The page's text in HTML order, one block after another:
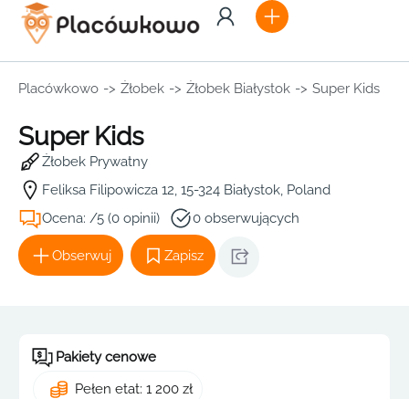
Placówkowo -> Żłobek -> Żłobek Białystok -> Super Kids
Super Kids
Żłobek Prywatny
Feliksa Filipowicza 12, 15-324 Białystok, Poland
Ocena: /5 (0 opinii)
0 obserwujących
Obserwuj Zapisz
Pakiety cenowe
Pełen etat: 1 200 zł